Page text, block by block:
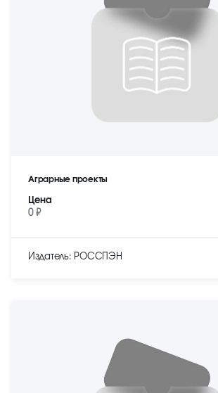
Аграрные проекты
Цена
0 ₽
Издатель: РОССПЭН